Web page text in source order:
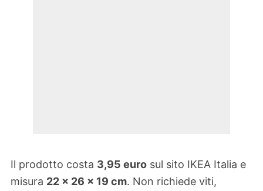
Il prodotto costa 3,95 euro sul sito IKEA Italia e
misura 22 x 26 x 19 cm. Non richiede viti,